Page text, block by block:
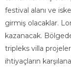
festival alanı ve
girmiş olacaklar.
kazanacak.
tripleks villa
ihtiyaçların